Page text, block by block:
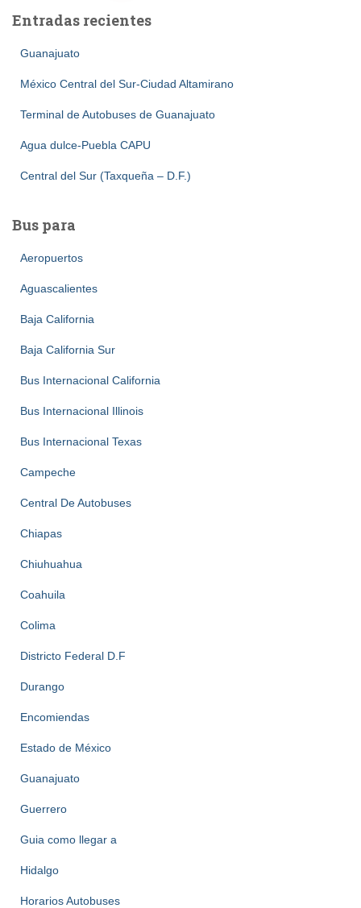
de
entradas
Entradas recientes
Guanajuato
México Central del Sur-Ciudad Altamirano
Terminal de Autobuses de Guanajuato
Agua dulce-Puebla CAPU
Central del Sur (Taxqueña – D.F.)
Bus para
Aeropuertos
Aguascalientes
Baja California
Baja California Sur
Bus Internacional California
Bus Internacional Illinois
Bus Internacional Texas
Campeche
Central De Autobuses
Chiapas
Chiuhuahua
Coahuila
Colima
Districto Federal D.F
Durango
Encomiendas
Estado de México
Guanajuato
Guerrero
Guia como llegar a
Hidalgo
Horarios Autobuses